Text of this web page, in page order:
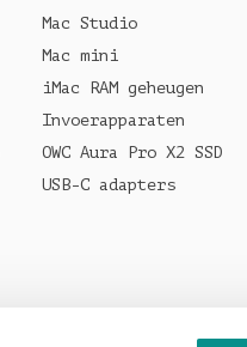
Mac Studio
Mac mini
iMac RAM geheugen
Invoerapparaten
OWC Aura Pro X2 SSD
USB-C adapters